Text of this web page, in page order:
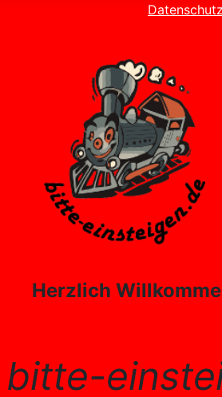
Herzlich
bitte-